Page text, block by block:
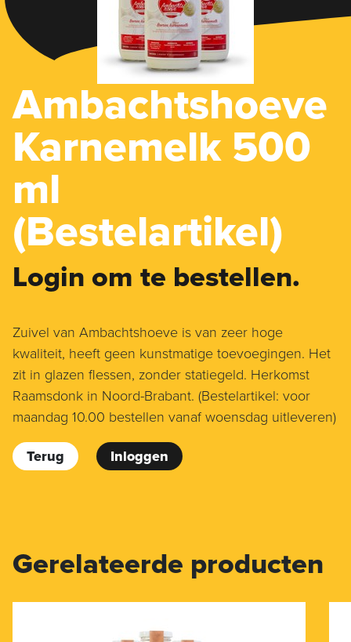
Ambachtshoeve
Karnemelk 500
ml
(Bestelartikel)
Login om te bestellen.
Zuivel van Ambachtshoeve is van zeer hoge
kwaliteit, heeft geen kunstmatige toevoegingen. Het
zit in glazen flessen, zonder statiegeld. Herkomst
Raamsdonk in Noord-Brabant. (Bestelartikel: voor
maandag 10.00 bestellen vanaf woensdag uitleveren)
Terug Inloggen
Gerelateerde producten